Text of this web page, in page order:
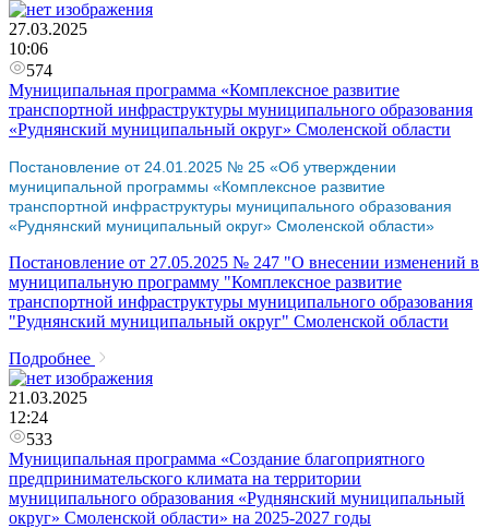
27.03.2025
10:06
574
Муниципальная программа «Комплексное развитие
транспортной инфраструктуры муниципального образования
«Руднянский муниципальный округ» Смоленской области
Постановление от 24.01.2025 № 25 «Об утверждении
муниципальной программы «Комплексное развитие
транспортной инфраструктуры муниципального образования
«Руднянский муниципальный округ» Смоленской области»
Постановление от 27.05.2025 № 247 "О внесении изменений в
муниципальную программу "Комплексное развитие
транспортной инфраструктуры муниципального образования
"Руднянский муниципальный округ" Смоленской области
Подробнее
21.03.2025
12:24
533
Муниципальная программа «Создание благоприятного
предпринимательского климата на территории
муниципального образования «Руднянский муниципальный
округ» Смоленской области» на 2025-2027 годы